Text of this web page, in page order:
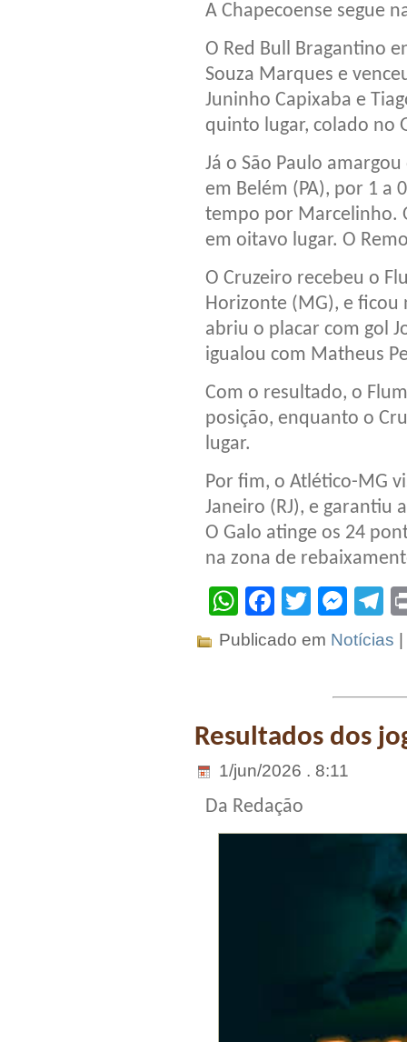
A Chapecoense segue
O Red Bull Bragantino
Souza Marques e
Juninho Capixaba e
quinto lugar, colado no
Já o São Paulo
em Belém (PA), por 1 a
tempo por Marcelinho.
em oitavo lugar. O
O Cruzeiro recebeu o
Horizonte (MG), e ficou
abriu o placar com gol
igualou com Matheus
Com o resultado, o
posição, enquanto o
lugar.
Por fim, o Atlético-MG
Janeiro (RJ), e garantiu
O Galo atinge os 24
na zona de
WhatsApp
Facebook
Twitter
Publicado em Notícias
Resultados dos
1/jun/2026 . 8:11
Da Redação